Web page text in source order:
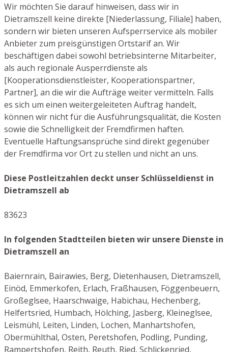
Wir möchten Sie darauf hinweisen, dass wir in
Dietramszell keine direkte [Niederlassung, Filiale] haben,
sondern wir bieten unseren Aufsperrservice als mobiler
Anbieter zum preisgünstigen Ortstarif an. Wir
beschäftigen dabei sowohl betriebsinterne Mitarbeiter,
als auch regionale Ausperrdienste als
[Kooperationsdienstleister, Kooperationspartner,
Partner], an die wir die Aufträge weiter vermitteln. Falls
es sich um einen weitergeleiteten Auftrag handelt,
können wir nicht für die Ausführungsqualität, die Kosten
sowie die Schnelligkeit der Fremdfirmen haften.
Eventuelle Haftungsansprüche sind direkt gegenüber
der Fremdfirma vor Ort zu stellen und nicht an uns.
Diese Postleitzahlen deckt unser Schlüsseldienst in
Dietramszell ab
83623
In folgenden Stadtteilen bieten wir unsere Dienste in
Dietramszell an
Baiernrain, Bairawies, Berg, Dietenhausen, Dietramszell,
Einöd, Emmerkofen, Erlach, Fraßhausen, Föggenbeuern,
Großeglsee, Haarschwaige, Habichau, Hechenberg,
Helfertsried, Humbach, Hölching, Jasberg, Kleineglsee,
Leismühl, Leiten, Linden, Lochen, Manhartshofen,
Obermühlthal, Osten, Peretshofen, Podling, Punding,
Rampertshofen, Reith, Reuth, Ried, Schlickenried,